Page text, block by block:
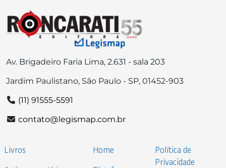
Av. Brigadeiro Faria Lima, 2.631 - sala 203
Jardim Paulistano, São Paulo - SP, 01452-903
(11) 91555-5591
contato@legismap.com.br
Livros Home
Política de
Privacidade